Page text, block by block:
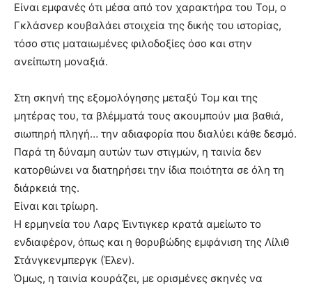
Είναι εμφανές ότι μέσα από τον χαρακτήρα του Τομ, ο
Γκλάσνερ κουβαλάει στοιχεία της δικής του ιστορίας,
τόσο στις ματαιωμένες φιλοδοξίες όσο και στην
ανείπωτη μοναξιά.
Στη σκηνή της εξομολόγησης μεταξύ Τομ και της
μητέρας του, τα βλέμματά τους ακουμπούν μια βαθιά,
σιωπηρή πληγή… την αδιαφορία που διαλύει κάθε δεσμό.
Παρά τη δύναμη αυτών των στιγμών, η ταινία δεν
κατορθώνει να διατηρήσει την ίδια ποιότητα σε όλη τη
διάρκειά της.
Είναι και τρίωρη.
Η ερμηνεία του Λαρς Έιντιγκερ κρατά αμείωτο το
ενδιαφέρον, όπως και η θορυβώδης εμφάνιση της Λίλιθ
Στάνγκενμπεργκ (Έλεν).
Όμως, η ταινία κουράζει, με ορισμένες σκηνές να